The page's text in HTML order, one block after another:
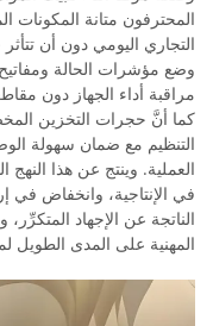
المحترفون متانة المكونات
التجاري اليومي دون أن
وضع مؤشرات الحالة
مراقبة أداء الجهاز دون
كما أنَّ حجرات التخزين
التنظيم مع ضمان سهولة
العملية. وينتج عن هذا
في الإنتاجية، وانخفاض في
الناتجة عن الإجهاد
المهنية على المدى